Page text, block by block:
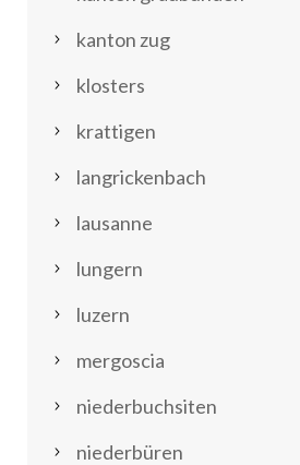
kanton zug
klosters
krattigen
langrickenbach
lausanne
lungern
luzern
mergoscia
niederbuchsiten
niederbüren